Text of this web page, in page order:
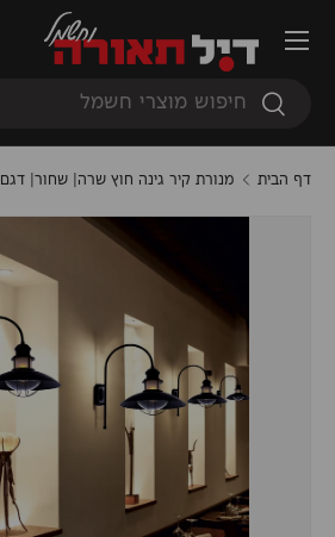
חיפוש
חיפוש
תפריט
דף הבית מנורת קיר גינה חוץ שרה| שחור| דגם C